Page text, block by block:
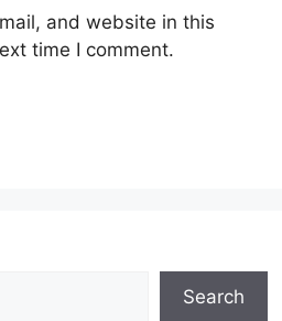
and website in this
time I comment.
Search